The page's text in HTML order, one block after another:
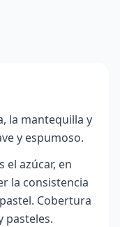
la mantequilla y
y espumoso.
azúcar, en
la consistencia
Cobertura
pasteles.